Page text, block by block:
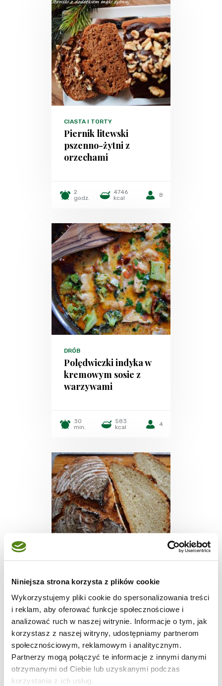
Niniejsza strona korzysta z plików cookie
Wykorzystujemy pliki cookie do spersonalizowania treści
i reklam, aby oferować funkcje społecznościowe i
analizować ruch w naszej witrynie. Informacje o tym, jak
korzystasz z naszej witryny, udostępniamy partnerom
społecznościowym, reklamowym i analitycznym.
Partnerzy mogą połączyć te informacje z innymi danymi
otrzymanymi od Ciebie lub uzyskanymi podczas
korzystania z ich usług.
CIASTA I TORTY
Piernik litewski
pszenno-żytni z
orzechami
2
godz.
4746
kcal
8
DRÓB
Polędwiczki indyka w
kremowym sosie z
warzywami
30
min.
583
kcal
4
CHLEB I PIECZYWO
Domowy chleb
jogurtowy z garnka
godz.
1863
kcal